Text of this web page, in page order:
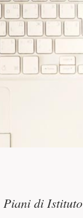
PRESENTAZIONE)
Piani di Istituto